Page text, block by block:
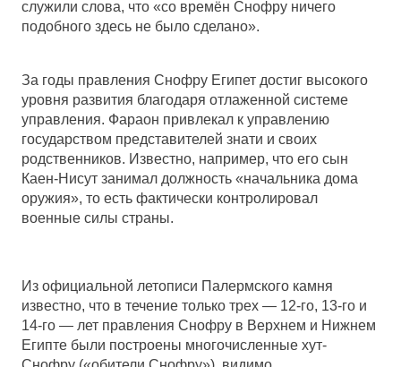
служили слова, что «со времён Снофру ничего
подобного здесь не было сделано».
За годы правления Снофру Египет достиг высокого
уровня развития благодаря отлаженной системе
управления. Фараон привлекал к управлению
государством представителей знати и своих
родственников. Известно, например, что его сын
Каен-Нисут занимал должность «начальника дома
оружия», то есть фактически контролировал
военные силы страны.
Из официальной летописи Палермского камня
известно, что в течение только трех — 12-го, 13-го и
14-го — лет правления Снофру в Верхнем и Нижнем
Египте были построены многочисленные хут-